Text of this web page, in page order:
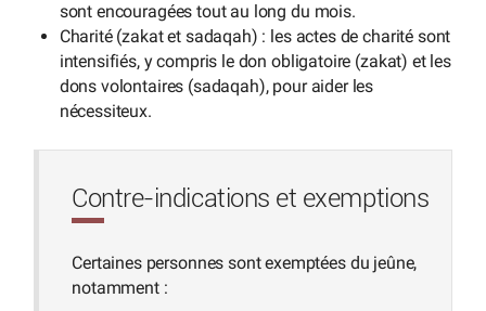
sont encouragées tout au long du mois.
Charité (zakat et sadaqah) : les actes de charité sont
intensifiés, y compris le don obligatoire (zakat) et les
dons volontaires (sadaqah), pour aider les
nécessiteux.
Contre-indications et exemptions
Certaines personnes sont exemptées du jeûne,
notamment :